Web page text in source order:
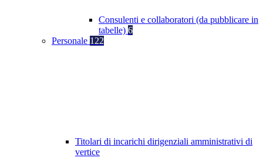
Consulenti e collaboratori (da pubblicare in
tabelle) 6
Personale 122
Titolari di incarichi dirigenziali amministrativi di
vertice